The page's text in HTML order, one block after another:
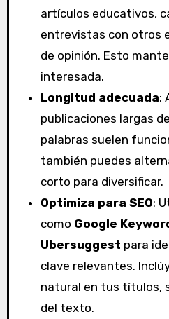
artículos educativos,
entrevistas con otros
de opinión. Esto
interesada.
Longitud adecuada:
publicaciones largas
palabras suelen
también puedes
corto para diversificar.
Optimiza para SEO:
como Google
Ubersuggest para
clave relevantes.
natural en tus títulos,
del texto.